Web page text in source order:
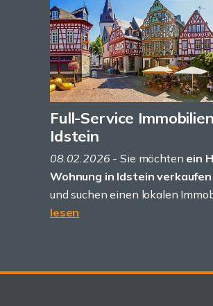
Full-Service
Idstein
08.02.2026- Sie möchten ein
Wohnung in Idstein
und suchen einen lokalen
lesen